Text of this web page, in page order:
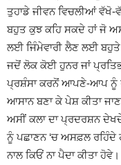
ਤੁਹਾਡੇ ਜੀਵਨ ਵਿਚਲੀਆਂ ਵੱਖੋ-
ਬਹੁਤ ਕੁਝ ਕਹਿ ਸਕਦੇ ਹਾਂ ਜੋ
ਲਈ ਜਿੰਮੇਵਾਰੀ ਲੈਣ ਲਈ ਬਹੁਤੇ
ਜਦੋਂ ਲੋਕ ਕੋਈ ਹੁਨਰ ਜਾਂ
ਪ੍ਰਸ਼ੰਸਾ ਕਰਨੋਂ ਆਪਣੇ-ਆਪ ਨੂੰ
ਆਸਾਨ ਬਣਾ ਕੇ ਪੇਸ਼ ਕੀਤਾ
ਅਸੀਂ ਕਲਾ ਦਾ ਪ੍ਰਦਰਸ਼ਨ
ਨੂੰ ਪਛਾਣਨ ‘ਚ ਅਸਫ਼ਲ ਰਹਿੰਦੇ
ਨਾਲ ਕਿਓਂ ਨਾ ਪੈਦਾ ਕੀਤਾ